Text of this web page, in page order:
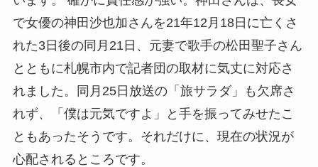
で女優の神田沙也加さんを21年12月18日に亡くさ
れた3日後の同月21日、元妻で歌手の松田聖子さん
とともに札幌市内で記者団の取材に気丈に対応さ
れました。同月25日放送の「旅サラダ」も欠席さ
れず、「僕は元気ですよ」と手を振ってみせたこ
ともあったそうです。それだけに、現在の状況が
心配されるところです。